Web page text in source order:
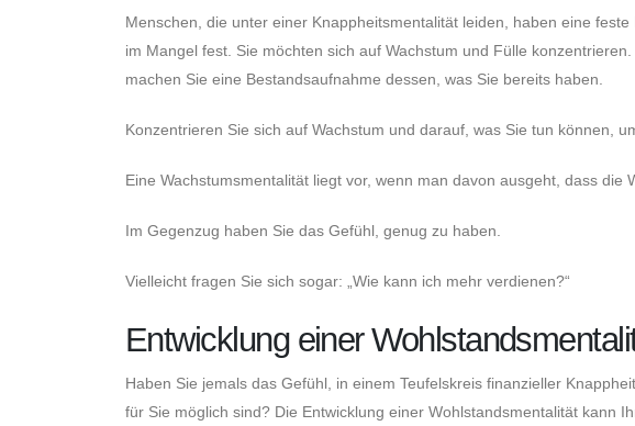
Menschen, die unter einer Knappheitsmentalität leiden, haben eine
im Mangel fest. Sie möchten sich auf Wachstum und Fülle
machen Sie eine Bestandsaufnahme dessen, was Sie bereits haben.
Konzentrieren Sie sich auf Wachstum und darauf, was Sie tun können,
Eine Wachstumsmentalität liegt vor, wenn man davon ausgeht, dass die
Im Gegenzug haben Sie das Gefühl, genug zu haben.
Vielleicht fragen Sie sich sogar: „Wie kann ich mehr verdienen?“
Entwicklung einer
Haben Sie jemals das Gefühl, in einem Teufelskreis finanzieller
für Sie möglich sind? Die Entwicklung einer Wohlstandsmentalität kann